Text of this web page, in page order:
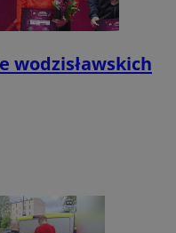
wodzisławskich